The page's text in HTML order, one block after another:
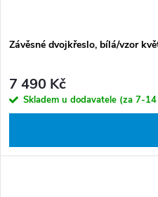
Závěsné dvojkřeslo, bílá/vzor
7 490 Kč
Skladem u dodavatele (za 7-